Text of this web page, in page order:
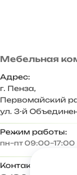
Мебельная
Адрес:
г. Пенза,
Первомайский
ул. 3-й
Режим работы:
пн–пт 09:00–17:00
Контакты: